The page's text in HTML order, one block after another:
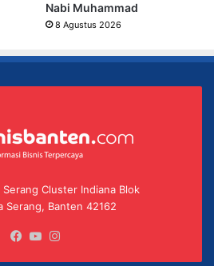
Nabi Muhammad
8 Agustus 2026
Cluster Indiana Blok
Serang, Banten 42162
Facebook
YouTube